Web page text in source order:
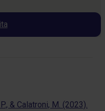
& Calatroni, M. (2023).